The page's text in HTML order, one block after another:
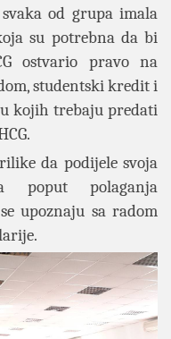
od grupa imala
su potrebna da bi
ostvario pravo na
studentski kredit i
kojih trebaju predati
da podijele svoja
poput polaganja
upoznaju sa radom